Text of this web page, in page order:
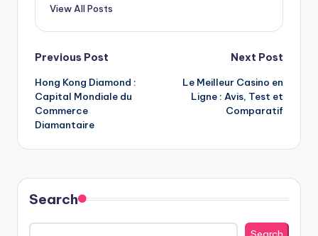
View All Posts
Post
navigation
Previous Post
Hong Kong Diamond :
Capital Mondiale du
Commerce
Diamantaire
Next Post
Le Meilleur Casino en
Ligne : Avis, Test et
Comparatif
Search